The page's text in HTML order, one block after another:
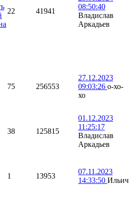
22 41941
08:50:40
Владислав
Аркадьев
75 256553
27.12.2023
09:03:26 о-хо-
хо
38 125815
01.12.2023
11:25:17
Владислав
Аркадьев
1 13953
07.11.2023
14:33:50 Ильич